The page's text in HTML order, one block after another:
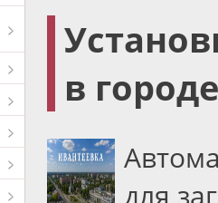
в
для